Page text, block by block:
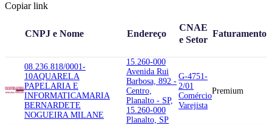
Copiar link
CNPJ e Nome Endereço
CNAE
e Setor
Faturamento
08.236.818/0001-
10AQUARELA
PAPELARIA E
INFORMATICAMARIA
BERNARDETE
NOGUEIRA MILANE
15.260-000
Avenida Rui
Barbosa, 892 -
Centro,
Planalto - SP,
15.260-000
Planalto, SP
G-4751-
2/01
Comércio
Varejista
Premium